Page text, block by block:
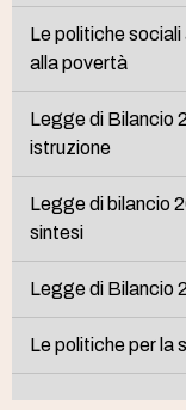
Le politiche
alla povertà
Legge di Bilancio
istruzione
Legge di bilancio
sintesi
Legge di Bilancio
Le politiche per la